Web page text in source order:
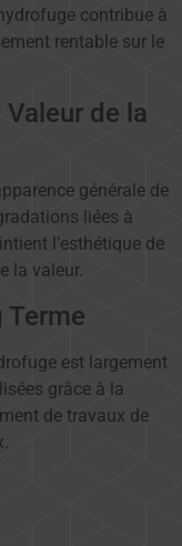
contribue à
rentable sur le
de la
générale de
liées à
l’esthétique de
la valeur.
Terme
est largement
grâce à la
de travaux de